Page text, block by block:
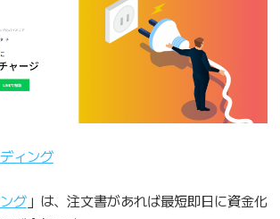
ィング
グ」は、注文書があれば最短即日に資金化